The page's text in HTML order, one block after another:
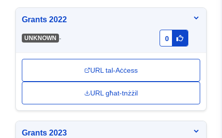
Grants 2022
UNKNOWN - 0
URL tal-Aċċess
URL għat-tnżżil
Grants 2023